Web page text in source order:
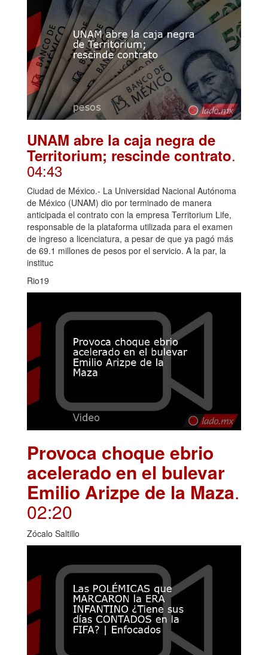
UNAM abre la caja negra de
Territorium; rescinde contrato.
04:43
Ciudad de México.- La Universidad Nacional Autónoma
de México (UNAM) dio por terminado de manera
anticipada el contrato con la empresa Territorium Life,
responsable de la plataforma utilizada para el examen
de ingreso a licenciatura, a pesar de que ya pagó más
de 69.1 millones de pesos por el servicio. A la par, la
instituc
Rio19
Provoca choque ebrio
acelerado en el bulevar
Emilio Arizpe de la Maza.
02:20
Zócalo Saltillo